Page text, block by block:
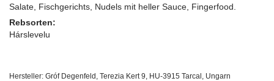
Salate, Fischgerichts, Nudels mit heller Sauce, Fingerfood.
Rebsorten:
Hárslevelu
Hersteller: Gróf Degenfeld, Terezia Kert 9, HU-3915 Tarcal, Ungarn